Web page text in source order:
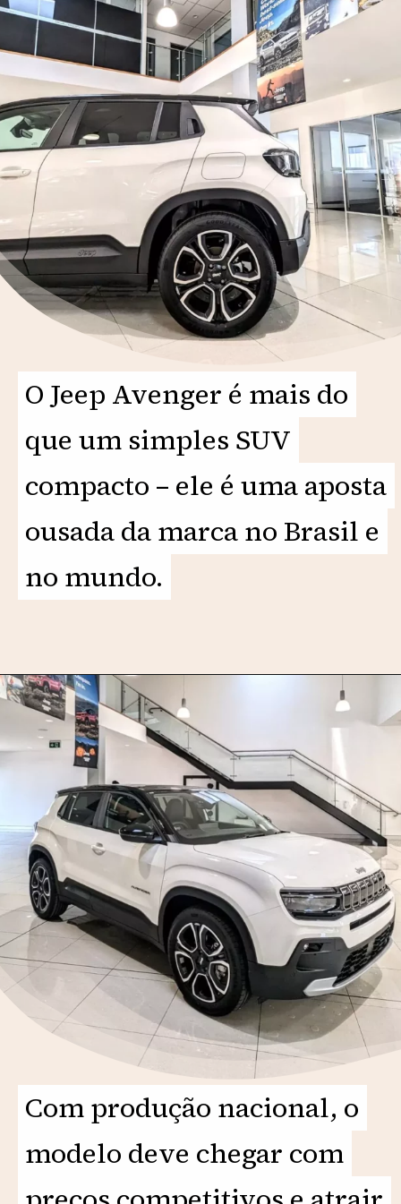
O Jeep Avenger é mais do
que um simples SUV
compacto – ele é uma aposta
ousada da marca no Brasil e
no mundo.
O Jeep Avenger é mais do
que um simples SUV
compacto – ele é uma aposta
ousada da marca no Brasil e
no mundo.
Opening
Com produção nacional, o
modelo deve chegar com
Com produção nacional, o
modelo deve chegar com